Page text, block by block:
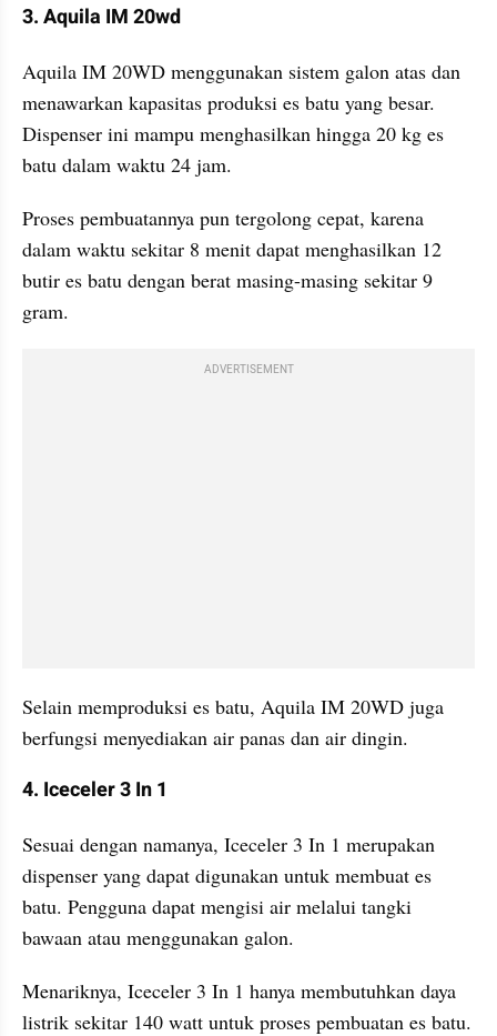
3. Aquila IM 20wd
Aquila IM 20WD menggunakan sistem galon atas dan
menawarkan kapasitas produksi es batu yang besar.
Dispenser ini mampu menghasilkan hingga 20 kg es
batu dalam waktu 24 jam.
Proses pembuatannya pun tergolong cepat, karena
dalam waktu sekitar 8 menit dapat menghasilkan 12
butir es batu dengan berat masing-masing sekitar 9
gram.
ADVERTISEMENT
Selain memproduksi es batu, Aquila IM 20WD juga
berfungsi menyediakan air panas dan air dingin.
4. Iceceler 3 In 1
Sesuai dengan namanya, Iceceler 3 In 1 merupakan
dispenser yang dapat digunakan untuk membuat es
batu. Pengguna dapat mengisi air melalui tangki
bawaan atau menggunakan galon.
Menariknya, Iceceler 3 In 1 hanya membutuhkan daya
listrik sekitar 140 watt untuk proses pembuatan es batu.